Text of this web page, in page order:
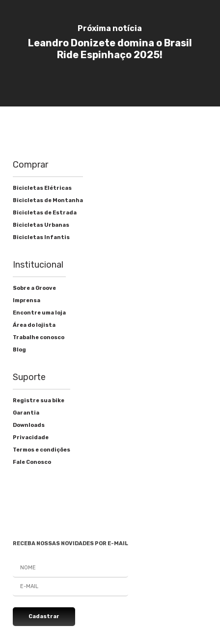
Próxima notícia
Leandro Donizete domina o Brasil
Ride Espinhaço 2025!
Comprar
Bicicletas Elétricas
Bicicletas de Montanha
Bicicletas de Estrada
Bicicletas Urbanas
Bicicletas Infantis
Institucional
Sobre a Groove
Imprensa
Encontre uma loja
Área do lojista
Trabalhe conosco
Blog
Suporte
Registre sua bike
Garantia
Downloads
Privacidade
Termos e condições
Fale Conosco
RECEBA NOSSAS NOVIDADES POR E-MAIL